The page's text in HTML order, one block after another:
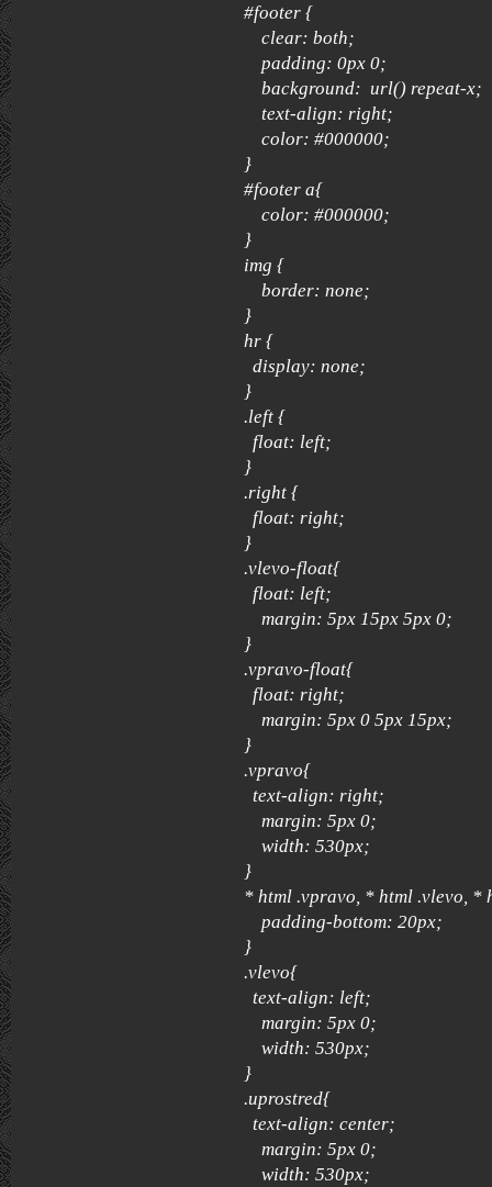
#footer {
clear: both;
padding: 0px 0;
background: url() repeat-x;
text-align: right;
color: #000000;
}
#footer a{
color: #000000;
}
img {
border: none;
}
hr {
display: none;
}
.left {
float: left;
}
.right {
float: right;
}
.vlevo-float{
float: left;
margin: 5px 15px 5px 0;
}
.vpravo-float{
float: right;
margin: 5px 0 5px 15px;
}
.vpravo{
text-align: right;
margin: 5px 0;
width: 530px;
}
* html .vpravo, * html .vlevo, *
padding-bottom: 20px;
}
.vlevo{
text-align: left;
margin: 5px 0;
width: 530px;
}
.uprostred{
text-align: center;
margin: 5px 0;
width: 530px;